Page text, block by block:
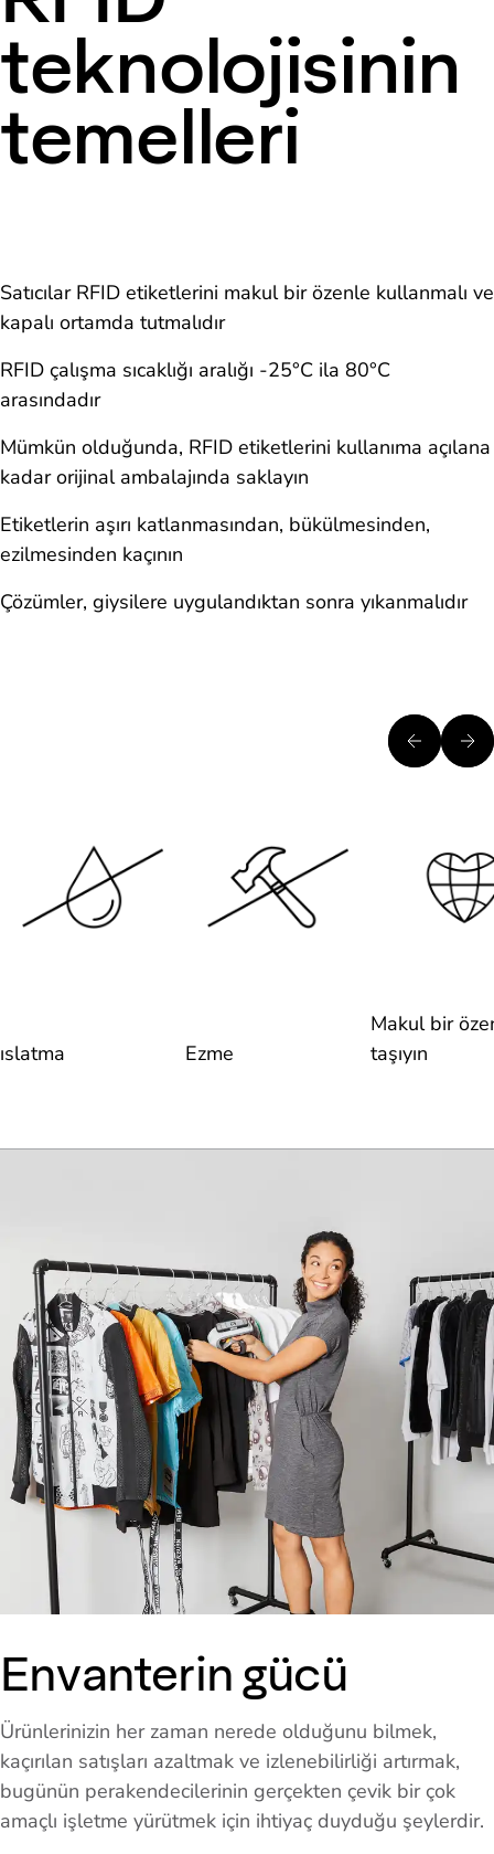
teknolojisinin
temelleri
Satıcılar RFID etiketlerini makul bir özenle kullanmalı ve
kapalı ortamda tutmalıdır
RFID çalışma sıcaklığı aralığı -25°C ila 80°C
arasındadır
Mümkün olduğunda, RFID etiketlerini kullanıma açılana
kadar orijinal ambalajında saklayın
Etiketlerin aşırı katlanmasından, bükülmesinden,
ezilmesinden kaçının
Çözümler, giysilere uygulandıktan sonra yıkanmalıdır
ıslatma Ezme
Makul bir
taşıyın
Envanterin gücü
Ürünlerinizin her zaman nerede olduğunu bilmek,
kaçırılan satışları azaltmak ve izlenebilirliği artırmak,
bugünün perakendecilerinin gerçekten çevik bir çok
amaçlı işletme yürütmek için ihtiyaç duyduğu şeylerdir.